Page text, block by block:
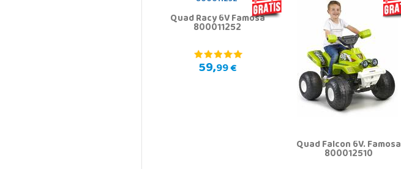
Quad Racy 6V Famosa
800011252
59,99 €
Quad Falcon 6V. Famosa
800012510